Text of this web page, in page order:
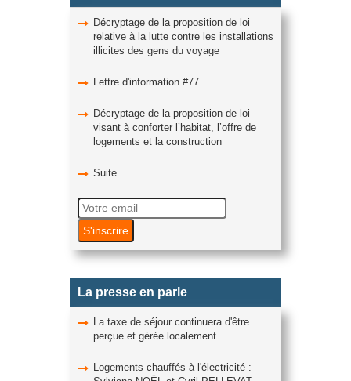
Décryptage de la proposition de loi
relative à la lutte contre les installations
illicites des gens du voyage
Lettre d'information #77
Décryptage de la proposition de loi
visant à conforter l’habitat, l’offre de
logements et la construction
Suite...
La presse en parle
La taxe de séjour continuera d'être
perçue et gérée localement
Logements chauffés à l'électricité :